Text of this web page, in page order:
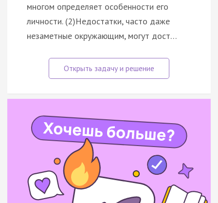
многом определяет особенности его
личности. (2)Недостатки, часто даже
незаметные окружающим, могут дост…